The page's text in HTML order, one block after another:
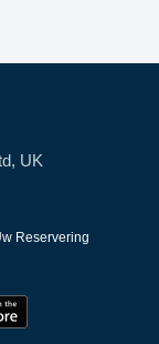
UK
Reservering